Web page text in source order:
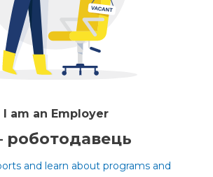
I am an Employer
роботодавець
and learn about programs and